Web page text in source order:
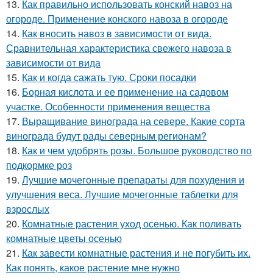
13. Как правильно использовать конский навоз на
огороде. Применение конского навоза в огороде
14. Как вносить навоз в зависимости от вида.
Сравнительная характеристика свежего навоза в
зависимости от вида
15. Как и когда сажать тую. Сроки посадки
16. Борная кислота и ее применение на садовом
участке. Особенности применения вещества
17. Выращивание винограда на севере. Какие сорта
винограда будут рады северным регионам?
18. Как и чем удобрять розы. Большое руководство по
подкормке роз
19. Лучшие мочегонные препараты для похудения и
улучшения веса. Лучшие мочегонные таблетки для
взрослых
20. Комнатные растения уход осенью. Как поливать
комнатные цветы осенью
21. Как завести комнатные растения и не погубить их.
Как понять, какое растение мне нужно